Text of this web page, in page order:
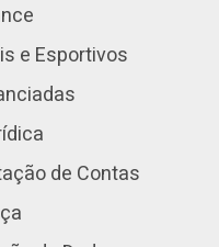
e Esportivos
de Contas